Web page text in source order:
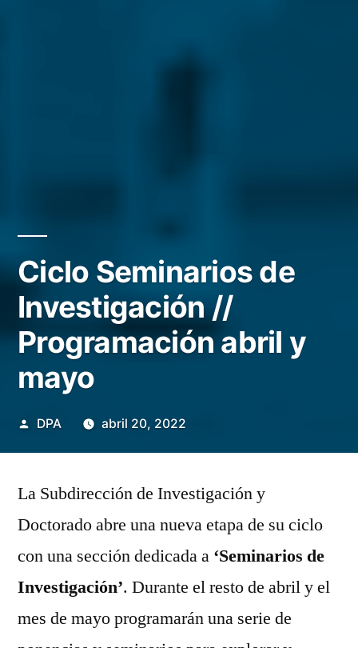
Ciclo Seminarios de
Investigación //
Programación abril y
mayo
Publicado
DPA abril 20, 2022
La Subdirección de Investigación y
Doctorado abre una nueva etapa de su ciclo
con una sección dedicada a ‘Seminarios de
Investigación’. Durante el resto de abril y el
mes de mayo programarán una serie de